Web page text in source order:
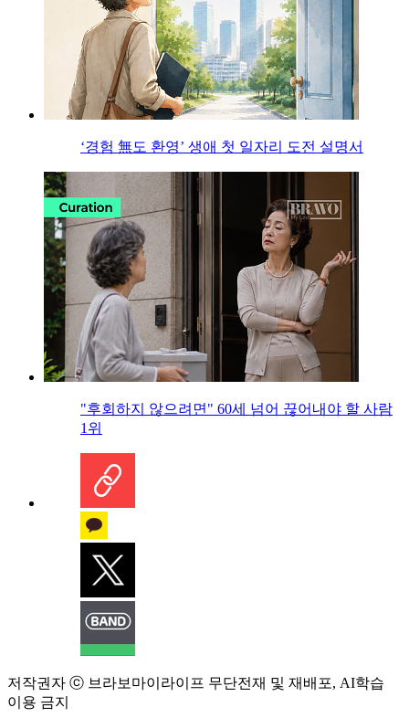
‘경험 無도 환영’ 생애 첫 일자리 도전 설명서
"후회하지 않으려면" 60세 넘어 끊어내야 할 사람
1위
저작권자 ⓒ 브라보마이라이프 무단전재 및 재배포, AI학습
이용 금지